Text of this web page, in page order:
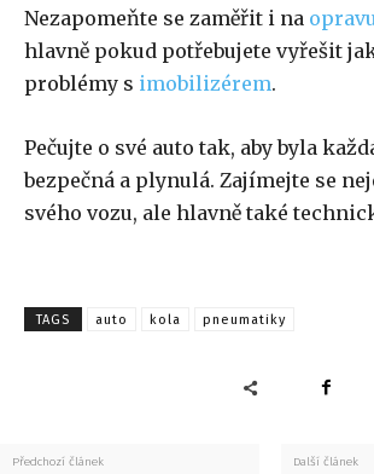
Nezapomeňte se zaměřit i na
hlavně pokud potřebujete vyřešit
problémy s imobilizérem.
Pečujte o své auto tak, aby byla
bezpečná a plynulá. Zajímejte se
svého vozu, ale hlavně také
TAGS auto kola pneumatiky
Předchozí článek Další článek